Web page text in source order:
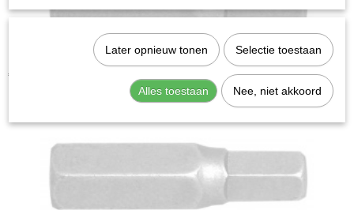
Kraftwerk 306006 Bit inbus 5/16" 6mm
€ 3,28
Later opnieuw tonen Selectie toestaan
Alles toestaan Nee, niet akkoord